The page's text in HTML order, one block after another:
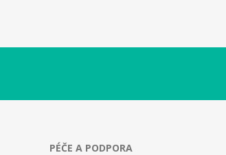
PÉČE A PODPORA